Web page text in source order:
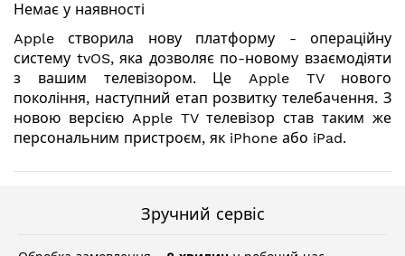
галереї
зображень
Немає у наявності
Apple створила нову платформу - операційну
систему tvOS, яка дозволяє по-новому взаємодіяти
з вашим телевізором. Це Apple TV нового
покоління, наступний етап розвитку телебачення. З
новою версією Apple TV телевізор став таким же
персональним пристроєм, як iPhone або iPad.
Зручний сервіс